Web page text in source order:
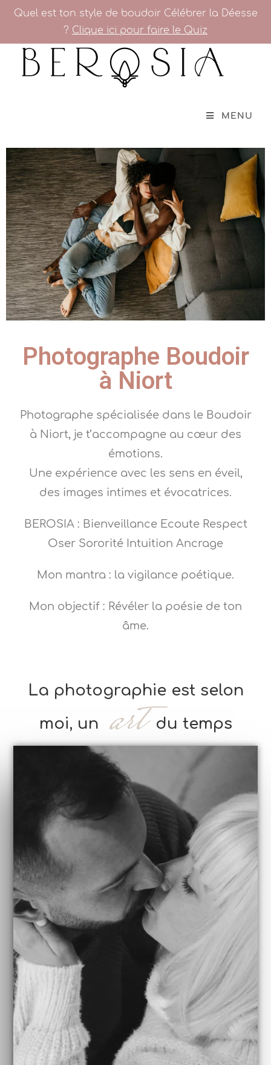
Quel est ton style de boudoir Célébrer la Déesse
? Clique ici pour faire le Quiz
MENU
Photographe Boudoir
à Niort
Photographe spécialisée dans le Boudoir
à Niort, je t’accompagne au cœur des
émotions.
Une expérience avec les sens en éveil,
des images intimes et évocatrices.
BEROSIA : Bienveillance Ecoute Respect
Oser Sororité Intuition Ancrage
Mon mantra : la vigilance poétique.
Mon objectif : Révéler la poésie de ton
âme.
La photographie est selon
moi, un
art du temps